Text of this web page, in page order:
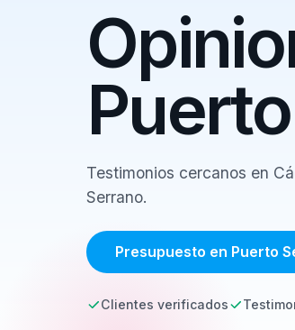
Testimonios cercanos en
Serrano.
Presupuesto en Puerto
Clientes verificados